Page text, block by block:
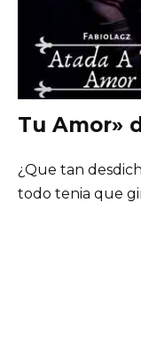
Tu Amor»
¿Que tan
todo tenia que